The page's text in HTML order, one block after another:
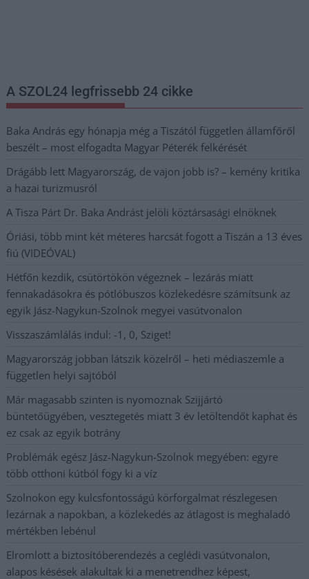
A SZOL24 legfrissebb 24 cikke
Baka András egy hónapja még a Tiszától független államfőről
beszélt – most elfogadta Magyar Péterék felkérését
Drágább lett Magyarország, de vajon jobb is? – kemény kritika
a hazai turizmusról
A Tisza Párt Dr. Baka Andrást jelöli köztársasági elnöknek
Óriási, több mint két méteres harcsát fogott a Tiszán a 13 éves
fiú (VIDEÓVAL)
Hétfőn kezdik, csütörtökön végeznek – lezárás miatt
fennakadásokra és pótlóbuszos közlekedésre számítsunk az
egyik Jász-Nagykun-Szolnok megyei vasútvonalon
Visszaszámlálás indul: -1, 0, Sziget!
Magyarország jobban látszik közelről – heti médiaszemle a
független helyi sajtóból
Már magasabb szinten is nyomoznak Szijjártó
büntetőügyében, vesztegetés miatt 3 év letöltendőt kaphat és
ez csak az egyik botrány
Problémák egész Jász-Nagykun-Szolnok megyében: egyre
több otthoni kútból fogy ki a víz
Szolnokon egy kulcsfontosságú körforgalmat részlegesen
lezárnak a napokban, a közlekedés az átlagost is meghaladó
mértékben lebénul
Elromlott a biztosítóberendezés a ceglédi vasútvonalon,
alapos késések alakultak ki a menetrendhez képest,